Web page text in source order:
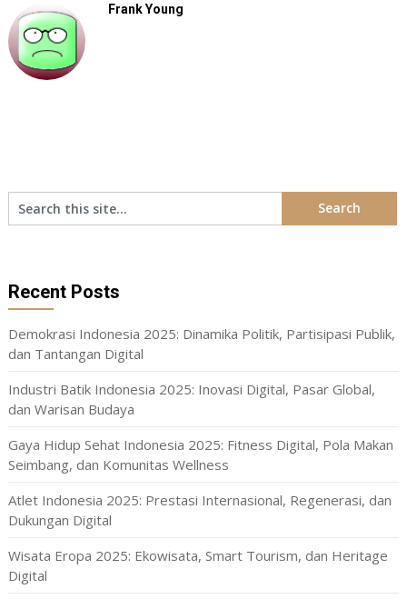
Frank Young
Recent Posts
Demokrasi Indonesia 2025: Dinamika Politik, Partisipasi Publik,
dan Tantangan Digital
Industri Batik Indonesia 2025: Inovasi Digital, Pasar Global,
dan Warisan Budaya
Gaya Hidup Sehat Indonesia 2025: Fitness Digital, Pola Makan
Seimbang, dan Komunitas Wellness
Atlet Indonesia 2025: Prestasi Internasional, Regenerasi, dan
Dukungan Digital
Wisata Eropa 2025: Ekowisata, Smart Tourism, dan Heritage
Digital